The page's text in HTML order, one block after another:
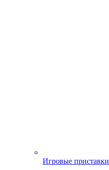
Игровые приставки